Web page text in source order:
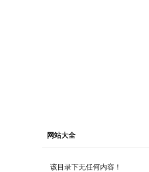
网站大全
该目录下无任何内容！